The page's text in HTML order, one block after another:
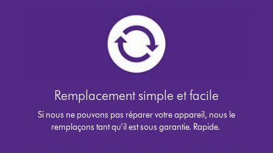
Remplacement simple et facile
Si nous ne pouvons pas réparer votre appareil, nous le
remplaçons tant qu’il est sous garantie. Rapide.